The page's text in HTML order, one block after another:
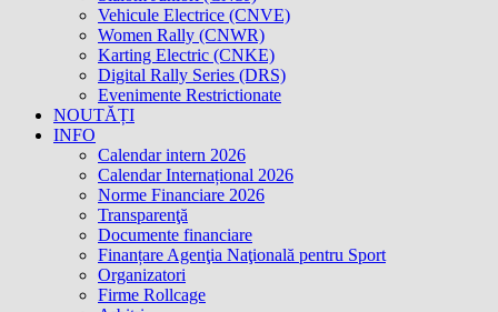
Vehicule Electrice (CNVE)
Women Rally (CNWR)
Karting Electric (CNKE)
Digital Rally Series (DRS)
Evenimente Restrictionate
NOUTĂȚI
INFO
Calendar intern 2026
Calendar Internațional 2026
Norme Financiare 2026
Transparenţă
Documente financiare
Finanțare Agenţia Naţională pentru Sport
Organizatori
Firme Rollcage